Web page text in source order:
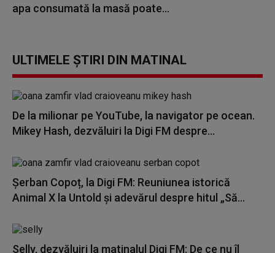
apa consumată la masă poate...
ULTIMELE ȘTIRI DIN MATINAL
De la milionar pe YouTube, la navigator pe ocean.
Mikey Hash, dezvăluiri la Digi FM despre...
Șerban Copoț, la Digi FM: Reuniunea istorică
Animal X la Untold și adevărul despre hitul „Să...
Selly, dezvăluiri la matinalul Digi FM: De ce nu îl